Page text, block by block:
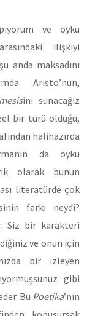
ve öykü
ilişkiyi
anda maksadını
Aristo’nun,
ini sunacağız
bir türü olduğu,
halihazırda
da öykü
olarak bunun
literatürde çok
farkı neydi?
Siz bir karakteri
ve onun için
bir izleyen
gibi
Bu Poetika’nın